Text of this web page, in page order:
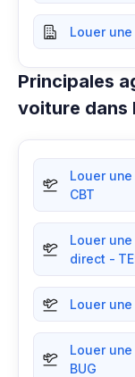
Louer
Principales
voiture dans
Louer une
CBT
Louer
direct -
Louer
Louer
BUG